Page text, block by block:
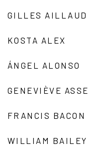
GILLES AILLAUD
KOSTA ALEX
ÁNGEL ALONSO
GENEVIÈVE ASSE
FRANCIS BACON
WILLIAM BAILEY